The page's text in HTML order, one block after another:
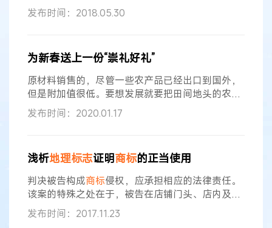
过的《国务院机构改革方案》要求，重新组建后的
国家知识产权局负责商标
平稳有序、正常开展，现将有关事项公告如下：
一、自2018年6月8日零时起，商标注册证加盖“国
家知识产权局”印章；商标申请、受理
发布时间：2018.05.30
为新春送上一份“崇礼好礼”
原材料销售的，尽管一些农产品已经出口到国外，
但是附加值很低。要想发展就要把田间地头的农作
物转变成消费者手中的商品，并培树本地品牌。在
国家消费扶贫的号召下，我们想，能否以消费扶贫
产品等知识产权工作，实现产业升级，帮助农民增
收。”田明在接受记者采访时表示，扶贫工作组运用
自身优势，积极对接国家知识产权局各方资源，提
供
发布时间：2020.01.17
浅析地理标志证明商标的正当使用
判决被告构成商标侵权，应承担相应的法律责任。
该案的特殊之处在于，被告在店铺门头、店内及名
片上使用的为“正宗盱眙龙虾”字样，且提供证据证
明其所销售的龙虾来源于盱眙马坝地区，最终二审
发布时间：2017.11.23